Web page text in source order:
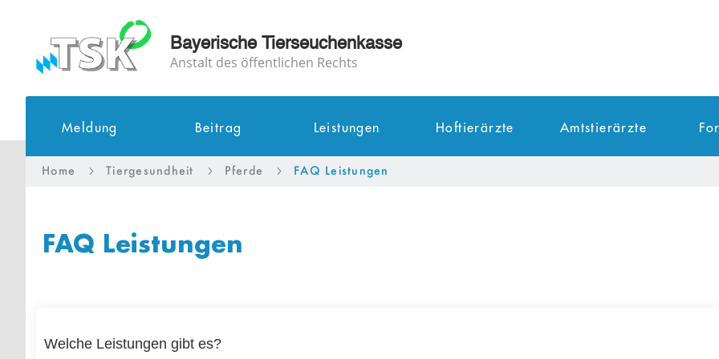
Bayerische Tierseuchenkasse
Anstalt des öffentlichen Rechts
Meldung Beitrag Leistungen Hoftierärzte Amtstierärzte
Home 5 Tiergesundheit 5 Pferde 5 FAQ Leistungen
FAQ Leistungen
Welche Leistungen gibt es?